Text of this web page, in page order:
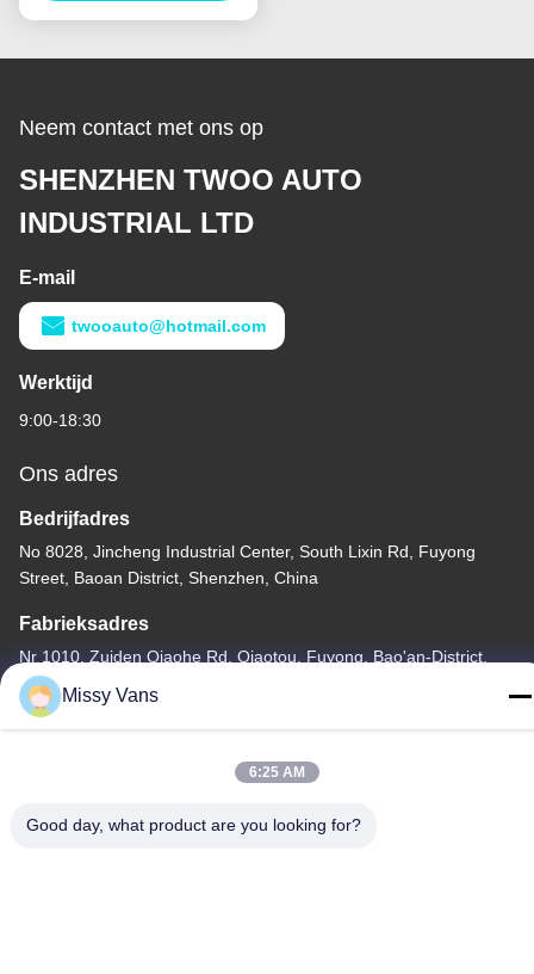
Neem contact met ons op
SHENZHEN TWOO AUTO
INDUSTRIAL LTD
E-mail
twooauto@hotmail.com
Werktijd
9:00-18:30
Ons adres
Bedrijfadres
No 8028, Jincheng Industrial Center, South Lixin Rd, Fuyong
Street, Baoan District, Shenzhen, China
Fabrieksadres
Nr 1010, Zuiden Qiaohe Rd, Qiaotou, Fuyong, Bao'an-District,
Shenzhen, de VRC
Telefoon
Missy Vans
6:25 AM
Good day, what product are you looking for?